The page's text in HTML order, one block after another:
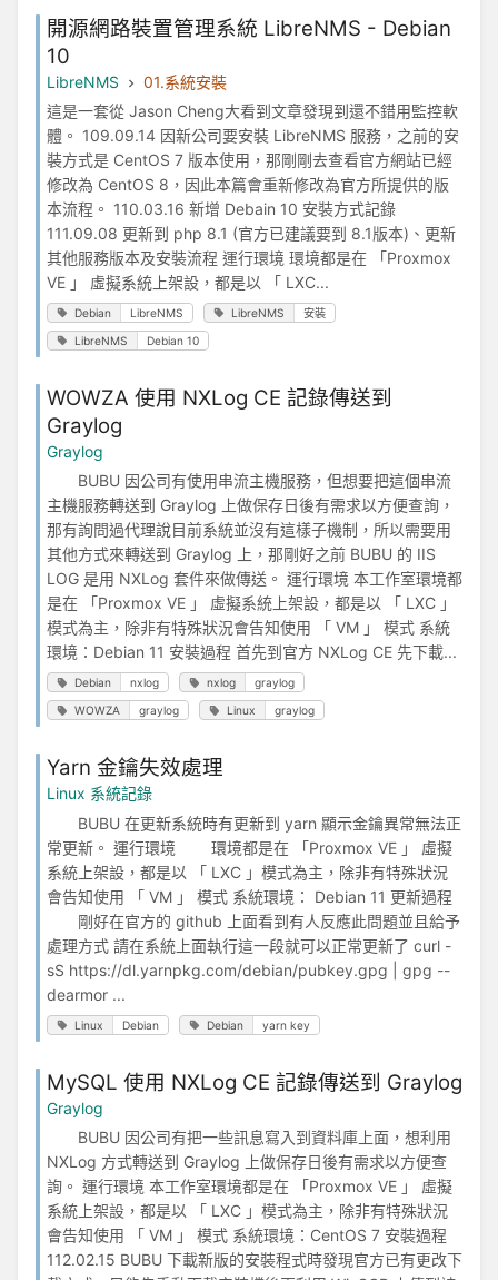
開源網路裝置管理系統 LibreNMS - Debian
10
LibreNMS
01.系統安裝
這是一套從 Jason Cheng大看到文章發現到還不錯用監控軟
體。 109.09.14 因新公司要安裝 LibreNMS 服務，之前的安
裝方式是 CentOS 7 版本使用，那剛剛去查看官方網站已經
修改為 CentOS 8，因此本篇會重新修改為官方所提供的版
本流程。 110.03.16 新增 Debain 10 安裝方式記錄
111.09.08 更新到 php 8.1 (官方已建議要到 8.1版本)、更新
其他服務版本及安裝流程 運行環境 環境都是在 「Proxmox
VE 」 虛擬系統上架設，都是以 「 LXC...
Debian LibreNMS LibreNMS 安裝
LibreNMS Debian 10
WOWZA 使用 NXLog CE 記錄傳送到
Graylog
Graylog
BUBU 因公司有使用串流主機服務，但想要把這個串流
主機服務轉送到 Graylog 上做保存日後有需求以方便查詢，
那有詢問過代理說目前系統並沒有這樣子機制，所以需要用
其他方式來轉送到 Graylog 上，那剛好之前 BUBU 的 IIS
LOG 是用 NXLog 套件來做傳送。 運行環境 本工作室環境都
是在 「Proxmox VE 」 虛擬系統上架設，都是以 「 LXC 」
模式為主，除非有特殊狀況會告知使用 「 VM 」 模式 系統
環境：Debian 11 安裝過程 首先到官方 NXLog CE 先下載...
Debian nxlog nxlog graylog
WOWZA graylog Linux graylog
Yarn 金鑰失效處理
Linux 系統記錄
BUBU 在更新系統時有更新到 yarn 顯示金鑰異常無法正
常更新。 運行環境 環境都是在 「Proxmox VE 」 虛擬
系統上架設，都是以 「 LXC 」模式為主，除非有特殊狀況
會告知使用 「 VM 」 模式 系統環境： Debian 11 更新過程
剛好在官方的 github 上面看到有人反應此問題並且給予
處理方式 請在系統上面執行這一段就可以正常更新了 curl -
sS https://dl.yarnpkg.com/debian/pubkey.gpg | gpg --
dearmor ...
Linux Debian Debian yarn key
MySQL 使用 NXLog CE 記錄傳送到 Graylog
Graylog
BUBU 因公司有把一些訊息寫入到資料庫上面，想利用
NXLog 方式轉送到 Graylog 上做保存日後有需求以方便查
詢。 運行環境 本工作室環境都是在 「Proxmox VE 」 虛擬
系統上架設，都是以 「 LXC 」模式為主，除非有特殊狀況
會告知使用 「 VM 」 模式 系統環境：CentOS 7 安裝過程
112.02.15 BUBU 下載新版的安裝程式時發現官方已有更改下